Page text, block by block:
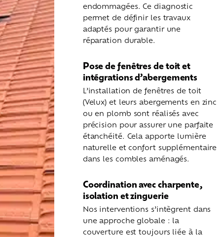
endommagées. Ce diagnostic
permet de définir les travaux
adaptés pour garantir une
réparation durable.
Pose de fenêtres de toit et
intégrations d’abergements
L’installation de fenêtres de toit
(Velux) et leurs abergements en zinc
ou en plomb sont réalisés avec
précision pour assurer une parfaite
étanchéité. Cela apporte lumière
naturelle et confort supplémentaire
dans les combles aménagés.
Coordination avec charpente,
isolation et zinguerie
Nos interventions s’intègrent dans
une approche globale : la
couverture est toujours liée à la